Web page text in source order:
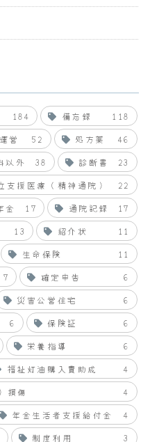
184 備忘録
118
営 52 処方薬
46
以外 38 診断書
23
支援医療（精神通院）
22
金 17 通院記録
17
13 紹介状
11
生命保険
11
7 確定申告
6
災害公営住宅
6
6 保険証
6
栄養指導
6
福祉灯油購入費助成
4
損傷
4
年金生活者支援給付金
4
制度利用 3